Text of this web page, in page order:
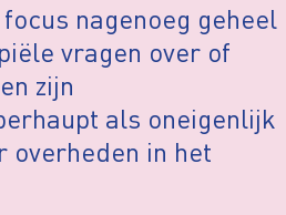
nagenoeg geheel
vragen over of
zijn
als oneigenlijk
overheden in het